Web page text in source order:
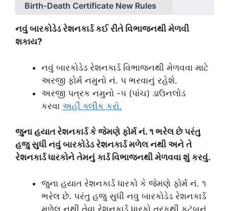
Birth-Death Certificate New Rules
નવું બારકોડેડ રેશનકાર્ડ કઈ રીતે વિભાજનથી મેળવી
શકાય?
નવું બારકોડેડ રેશનકાર્ડ વિભાજનથી મેળવવા માટે
અરજી ફોર્મ નમુનો નં. પ ભરવાનું રહેશે.
અરજી પત્રક નમુનો -૫ (પાંચ) ડાઉનલોડ
કરવા અહીં ક્લીક કરો.
જુના હયાત રેશનકાર્ડ કે જેમણે ફોર્મ નં. ૧ ભરેલ છે પરંતુ
હજુ સુધી નવું બારકોડેડ રેશનકાર્ડ મળેલ નથી અને તે
રેશનકાર્ડ ધારકોને તેમનું કાર્ડ વિભાજનથી મેળવવા શું કરવું.
જુના હયાત રેશનકાર્ડ ધારકો કે જેમણે ફોર્મ નં. ૧
ભરેલ છે. પરંતુ હજુ સુધી નવુ બારકોડેડ રેશનકાર્ડ
મળેલ નથી તેવા રેશનકાર્ડ ધારકો તરફથી કુટુંબનું